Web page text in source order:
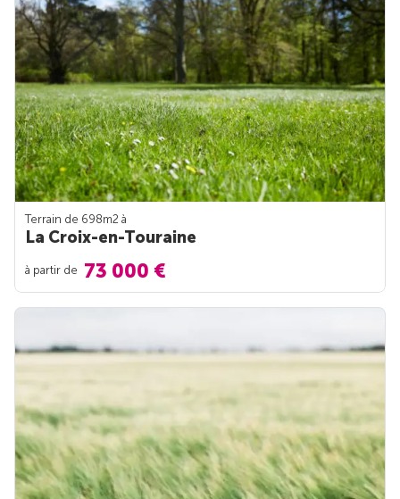
Terrain de 698m2 à
La Croix-en-Touraine
à partir de 73 000 €